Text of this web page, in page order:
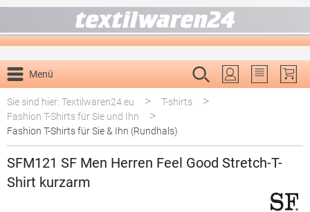
Menü
Du hast 0
Sie sind hier: Textilwaren24.eu
> T-shirts >
Fashion T-Shirts für Sie und Ihn >
Fashion T-Shirts für Sie & Ihn (Rundhals)
SFM121 SF Men Herren Feel Good Stretch-T-
Shirt kurzarm